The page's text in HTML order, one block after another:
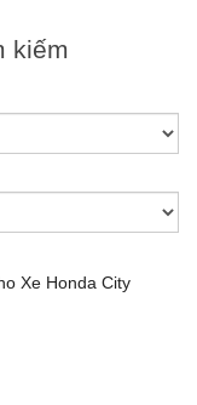
kiếm
Xe Honda City